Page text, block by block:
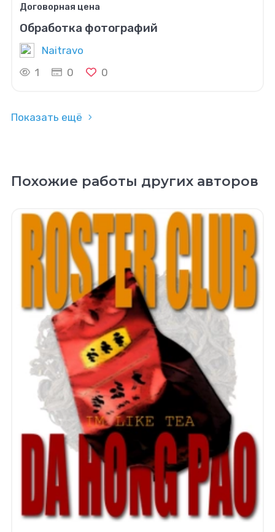
Договорная цена
Обработка фотографий
Naitravo
1
0 0
Показать ещё
Похожие работы других авторов